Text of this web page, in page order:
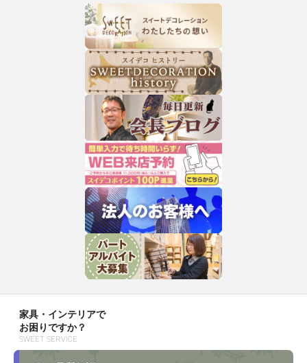
家具・インテリアで
お困りですか？
SWEET SERVICE